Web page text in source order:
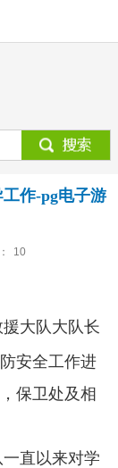
作-pg电子游
10
大队大队长
安全工作进
保卫处及相
一直以来对学